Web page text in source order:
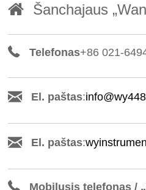
Šanchajaus
Telefonas+86 021-
El. paštas:
El. paštas:
Mobilusis telefonas /